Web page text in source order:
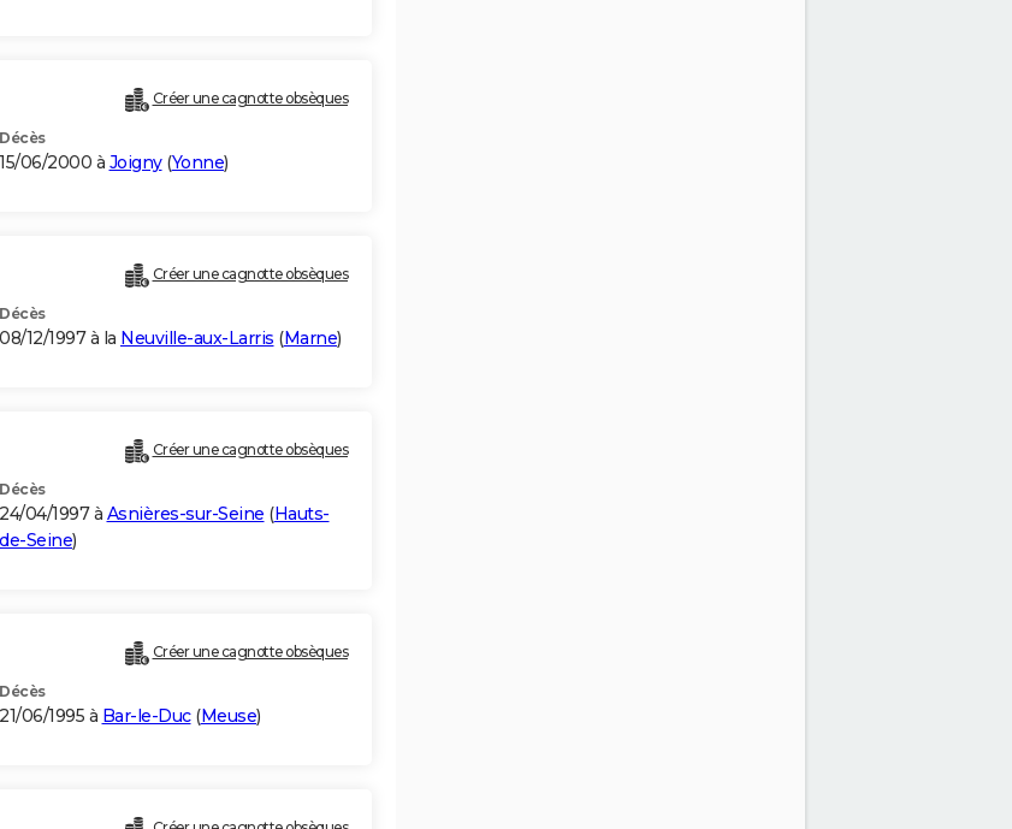
Créer une cagnotte obsèques
Décès
15/06/2000 à Joigny(Yonne)
Créer une cagnotte obsèques
Décès
08/12/1997 à la Neuville-aux-Larris (Marne)
Créer une cagnotte obsèques
Décès
24/04/1997 à Asnières-sur-Seine (Hauts-
de-Seine)
Créer une cagnotte obsèques
Décès
21/06/1995 à Bar-le-Duc(Meuse)